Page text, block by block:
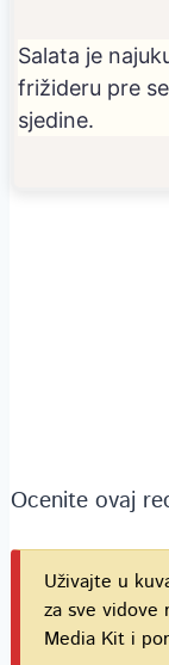
Salata je
frižideru pre
sjedine.
Ocenite ovaj
Uživajte u
za sve vidove
Media Kit i